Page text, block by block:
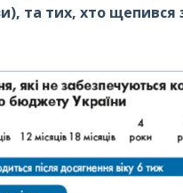
та тих, хто щепився